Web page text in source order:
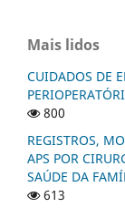
Mais lidos
CUIDADOS DE
800
REGISTROS,
APS POR
SAÚDE DA
613